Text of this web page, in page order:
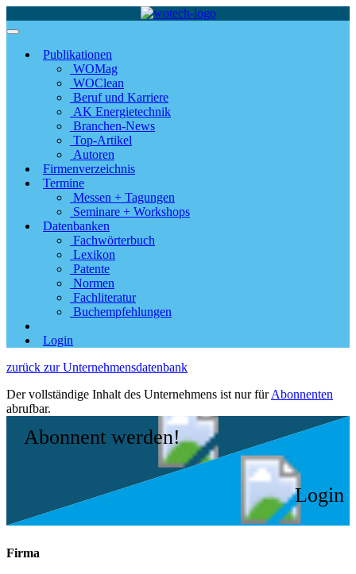
Publikationen
WOMag
WOClean
Beruf und Karriere
AK Energietechnik
Branchen-News
Top-Artikel
Autoren
Firmenverzeichnis
Termine
Messen + Tagungen
Seminare + Workshops
Datenbanken
Fachwörterbuch
Lexikon
Patente
Normen
Fachliteratur
Buchempfehlungen
Login
zurück zur Unternehmensdatenbank
Der vollständige Inhalt des Unternehmens ist nur fürAbonnenten
abrufbar.
Abonnent werden!
Login
Firma